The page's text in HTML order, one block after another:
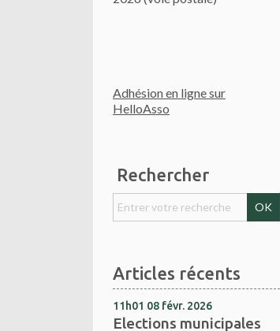
Adhésion en ligne sur
HelloAsso
Rechercher
Articles récents
11h01 08 févr. 2026
Elections municipales